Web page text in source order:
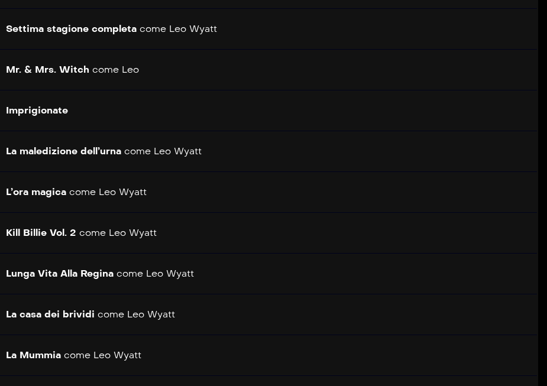
Settima stagione completa comeLeo Wyatt
Mr. & Mrs. Witch comeLeo
Imprigionate
La maledizione dell’urna comeLeo Wyatt
L’ora magica comeLeo Wyatt
Kill Billie Vol. 2 comeLeo Wyatt
Lunga Vita Alla Regina comeLeo Wyatt
La casa dei brividi comeLeo Wyatt
La Mummia comeLeo Wyatt